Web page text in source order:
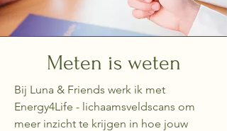
Meten is weten
Bij Luna & Friends werk ik met
Energy4Life - lichaamsveldscans om
meer inzicht te krijgen in hoe jouw